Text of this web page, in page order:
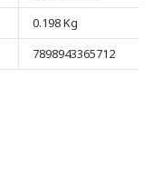
0.198 Kg
7898943365712